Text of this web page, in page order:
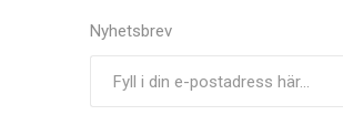
Nyhetsbrev